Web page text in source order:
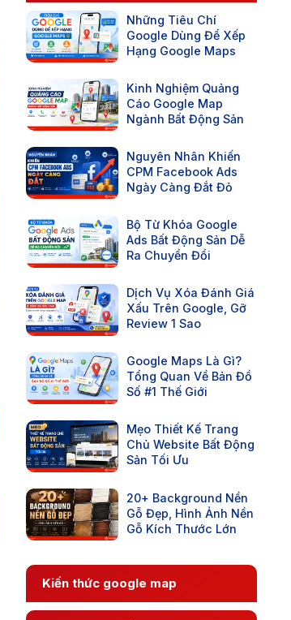
Những Tiêu Chí
Google Dùng Để Xếp
Hạng Google Maps
Kinh Nghiệm Quảng
Cáo Google Map
Ngành Bất Động Sản
Nguyên Nhân Khiến
CPM Facebook Ads
Ngày Càng Đắt Đỏ
Bộ Từ Khóa Google
Ads Bất Động Sản Dễ
Ra Chuyển Đổi
Dịch Vụ Xóa Đánh Giá
Xấu Trên Google, Gỡ
Review 1 Sao
Google Maps Là Gì?
Tổng Quan Về Bản Đồ
Số #1 Thế Giới
Mẹo Thiết Kế Trang
Chủ Website Bất Động
Sản Tối Ưu
20+ Background Nền
Gỗ Đẹp, Hình Ảnh Nền
Gỗ Kích Thước Lớn
Kiến thức google map